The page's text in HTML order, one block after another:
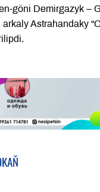
göni Demirgazyk –
Astrahandaky